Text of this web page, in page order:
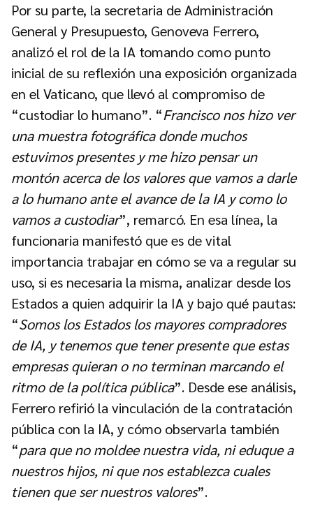
Por su parte, la secretaria de Administración
General y Presupuesto, Genoveva Ferrero,
analizó el rol de la IA tomando como punto
inicial de su reflexión una exposición organizada
en el Vaticano, que llevó al compromiso de
“custodiar lo humano”. “Francisco nos hizo ver
una muestra fotográfica donde muchos
estuvimos presentes y me hizo pensar un
montón acerca de los valores que vamos a darle
a lo humano ante el avance de la IA y como lo
vamos a custodiar”, remarcó. En esa línea, la
funcionaria manifestó que es de vital
importancia trabajar en cómo se va a regular su
uso, si es necesaria la misma, analizar desde los
Estados a quien adquirir la IA y bajo qué pautas:
“Somos los Estados los mayores compradores
de IA, y tenemos que tener presente que estas
empresas quieran o no terminan marcando el
ritmo de la política pública”. Desde ese análisis,
Ferrero refirió la vinculación de la contratación
pública con la IA, y cómo observarla también
“para que no moldee nuestra vida, ni eduque a
nuestros hijos, ni que nos establezca cuales
tienen que ser nuestros valores”.